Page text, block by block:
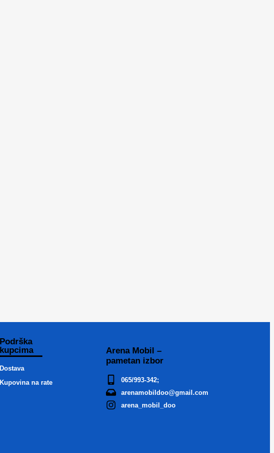
Podrška
kupcima
Dostava
Kupovina na rate
Arena Mobil –
pametan izbor
065/993-342;
arenamobildoo@gmail.com
arena_mobil_doo